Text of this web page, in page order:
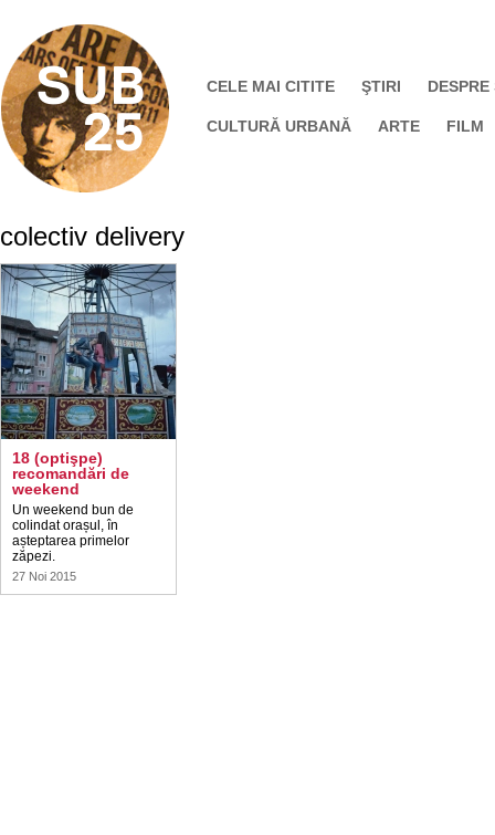
CELE MAI CITITE ŞTIRI DESPRE
CULTURĂ URBANĂ ARTE FILM
colectiv delivery
18 (optişpe)
recomandări de
weekend
Un weekend bun de
colindat orașul, în
așteptarea primelor
zăpezi.
27 Noi 2015